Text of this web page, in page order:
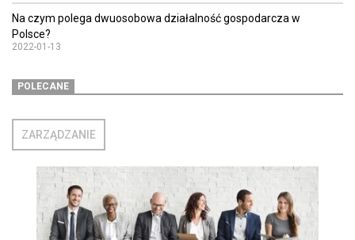
Na czym polega dwuosobowa działalność gospodarcza w
Polsce?
2022-01-13
POLECANE
ZARZĄDZANIE